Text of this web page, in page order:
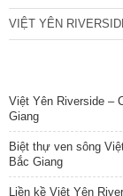
VIỆT YÊN
Việt Yên Riverside –
Giang
Biệt thự ven sông
Bắc Giang
Liền kề Việt Yên